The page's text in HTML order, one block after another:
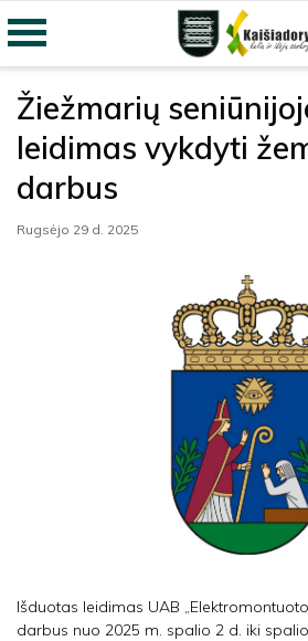
Žiežmarių
leidimas vykdyti
darbus
Rugsėjo 29 d. 2025
Išduotas leidimas UAB
darbus nuo 2025 m. spalio 2 d. iki